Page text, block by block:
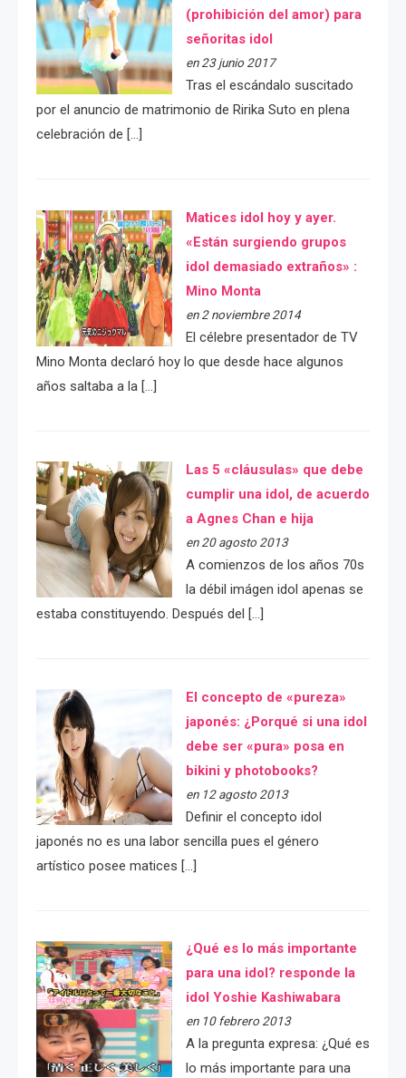
(prohibición del amor) para
señoritas idol
en 23 junio 2017
Tras el escándalo suscitado
por el anuncio de matrimonio de Ririka Suto en plena
celebración de […]
Matices idol hoy y ayer.
«Están surgiendo grupos
idol demasiado extraños» :
Mino Monta
en 2 noviembre 2014
El célebre presentador de TV
Mino Monta declaró hoy lo que desde hace algunos
años saltaba a la […]
Las 5 «cláusulas» que debe
cumplir una idol, de acuerdo
a Agnes Chan e hija
en 20 agosto 2013
A comienzos de los años 70s
la débil imágen idol apenas se
estaba constituyendo. Después del […]
El concepto de «pureza»
japonés: ¿Porqué si una idol
debe ser «pura» posa en
bikini y photobooks?
en 12 agosto 2013
Definir el concepto idol
japonés no es una labor sencilla pues el género
artístico posee matices […]
¿Qué es lo más importante
para una idol? responde la
idol Yoshie Kashiwabara
en 10 febrero 2013
A la pregunta expresa: ¿Qué es
lo más importante para una